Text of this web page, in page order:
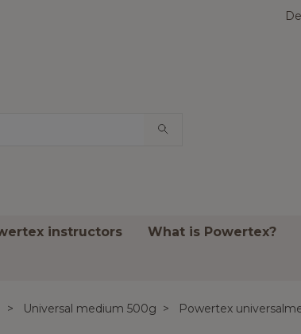
instructors What is Powertex?
Universal medium 500g Powertex